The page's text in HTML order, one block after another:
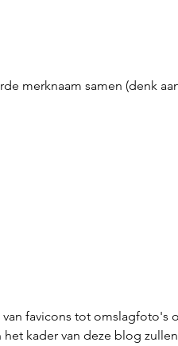
merknaam samen (denk
, van favicons tot omslagfoto's
kader van deze blog